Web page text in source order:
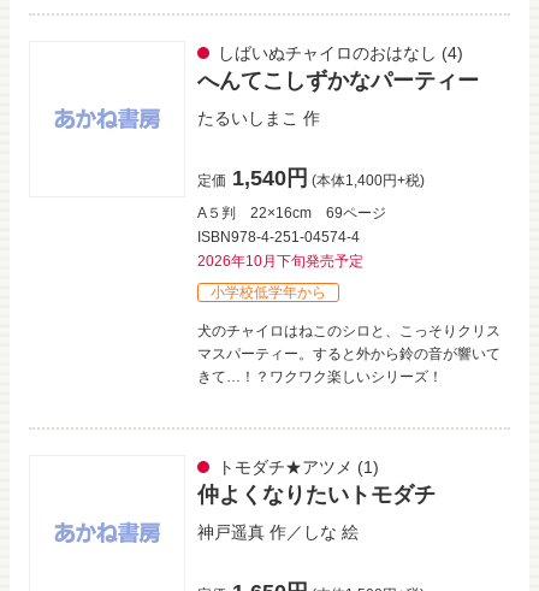
しばいぬチャイロのおはなし (4)
へんてこしずかなパーティー
たるいしまこ 作
定価 1,540円 (本体1,400円+税)
A５判
22×16cm
69ページ
ISBN978-4-251-04574-4
2026年10月下旬発売予定
小学校低学年から
犬のチャイロはねこのシロと、こっそりクリス
マスパーティー。すると外から鈴の音が響いて
きて…！？ワクワク楽しいシリーズ！
トモダチ★アツメ (1)
仲よくなりたいトモダチ
神戸遥真 作／ しな 絵